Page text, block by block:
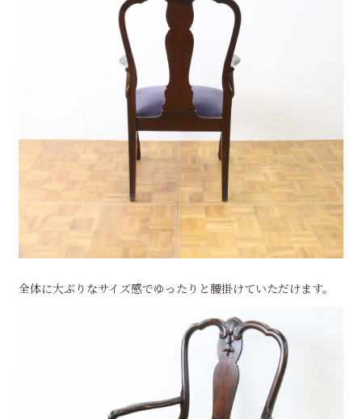
全体に大ぶりなサイズ感でゆったりと腰掛けていただけます。